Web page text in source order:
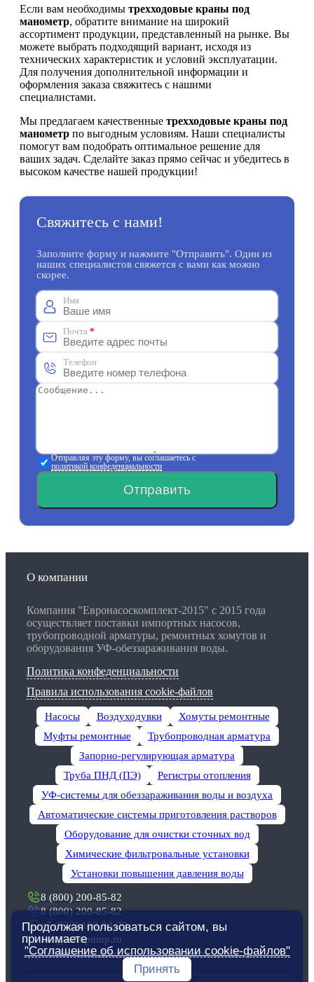
Если вам необходимы трехходовые краны под
манометр, обратите внимание на широкий
ассортимент продукции, представленный на рынке. Вы
можете выбрать подходящий вариант, исходя из
технических характеристик и условий эксплуатации.
Для получения дополнительной информации и
оформления заказа свяжитесь с нашими
специалистами.
Мы предлагаем качественные трехходовые краны под
манометр по выгодным условиям. Наши специалисты
помогут вам подобрать оптимальное решение для
ваших задач. Сделайте заказ прямо сейчас и убедитесь в
высоком качестве нашей продукции!
Свяжитесь с нами!
Заполните форму и нажмите "Отправить". Один из
наших специалистов свяжется с вами как можно
скорее.
Имя
Почта *
Телефон
Отправляя эту форму, вы соглашаетесь с
политикой конфеденциальности
Отправить
О компании
Компания "Евронасоскомплект-2015" с 2015 года
осуществляет поставки импортных насосов,
трубопроводной арматуры, ремонтных хомутов и
оборудования УФ-обеззараживания воды.
Политика конфеденциальности
Правила использования cookie-файлов
Насосы Воздуходувки
Хомуты ремонтные
Муфты ремонтные
Трубопроводная арматура
Запорно-регулирующая арматура
Труба ПНД (ПЭ)
Регистры отопления
УФ-системы для обеззараживания воды и воздуха
Автоматические системы приготовления растворов
Оборудование для очистки сточных вод
Химические фильтровальные установки
Установки повышения давления воды
8 (800) 200-85-82
8 (800) 200-85-82
+7 (922) 188-34-29
rnd@evropump.ru
г. Ростов-на-Дону, ул. ​Петрожицкого, д. 1Д
Продолжая пользоваться сайтом, вы
принимаете
"Соглашение об использовании cookie-файлов"
Принять